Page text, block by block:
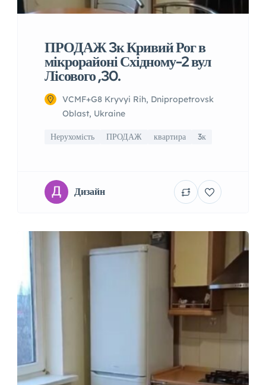
ПРОДАЖ 3к Кривий Рог в
мікрорайоні Східному-2 вул
Лісового ,30.
VCMF+G8 Kryvyi Rih, Dnipropetrovsk
Oblast, Ukraine
Нерухомість ПРОДАЖ квартира 3к
Дизайн